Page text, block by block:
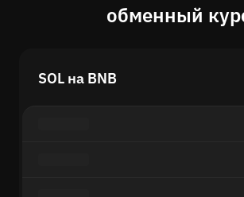
обменный
SOL на BNB